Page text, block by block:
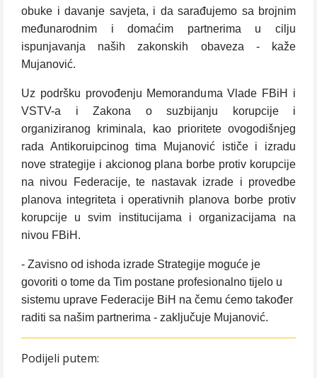
obuke i davanje savjeta, i da sarađujemo sa brojnim
međunarodnim i domaćim partnerima u cilju
ispunjavanja naših zakonskih obaveza - kaže
Mujanović.
Uz podršku provođenju Memoranduma Vlade FBiH i
VSTV-a i Zakona o suzbijanju korupcije i
organiziranog kriminala, kao prioritete ovogodišnjeg
rada Antikoruipcinog tima Mujanović ističe i izradu
nove strategije i akcionog plana borbe protiv korupcije
na nivou Federacije, te nastavak izrade i provedbe
planova integriteta i operativnih planova borbe protiv
korupcije u svim institucijama i organizacijama na
nivou FBiH.
- Zavisno od ishoda izrade Strategije moguće je
govoriti o tome da Tim postane profesionalno tijelo u
sistemu uprave Federacije BiH na čemu ćemo također
raditi sa našim partnerima - zaključuje Mujanović.
Podijeli putem: